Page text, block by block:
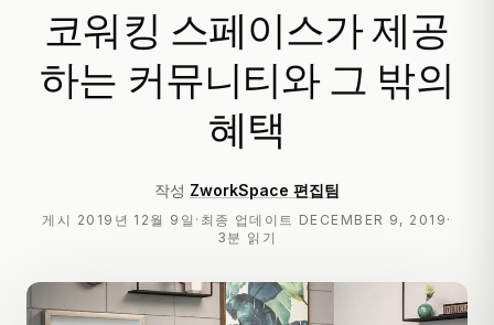
코워킹 스페이스가 제공
하는 커뮤니티와 그 밖의
혜택
작성 ZworkSpace 편집팀
게시 2019년 12월 9일 · 최종 업데이트 DECEMBER 9, 2019 ·
3분 읽기